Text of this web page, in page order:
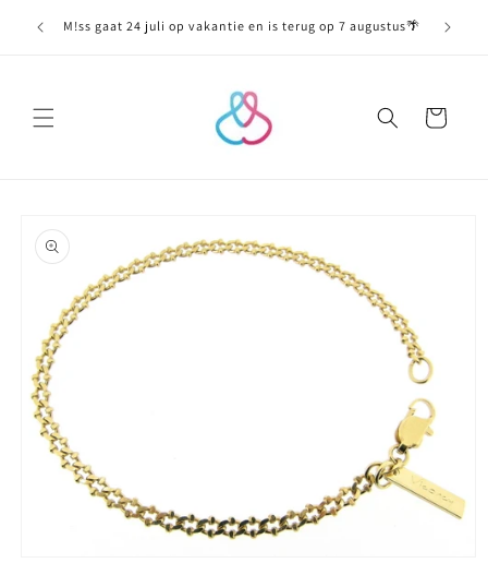
naar deM!ss gaat 24 juli op vakantie en is terug op 7 augustus🌴
Winkelwagen